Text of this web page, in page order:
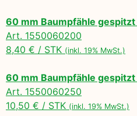
60 mm Baumpfähle
Art. 1550060200
8,40 € / STK (inkl. 19% MwSt.)
60 mm Baumpfähle gespitzt
Art. 1550060250
10,50 € / STK (inkl. 19% MwSt.)